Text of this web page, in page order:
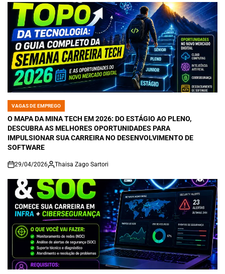
POSTED
IN
VAGAS DE EMPREGO
O MAPA DA MINA TECH EM 2026: DO ESTÁGIO AO PLENO,
DESCUBRA AS MELHORES OPORTUNIDADES PARA
IMPULSIONAR SUA CARREIRA NO DESENVOLVIMENTO DE
SOFTWARE
on
29/04/2026 Thaisa Zago Sartori